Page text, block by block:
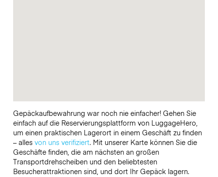
Gepäckaufbewahrung war noch nie einfacher! Gehen Sie
einfach auf die Reservierungsplattform von LuggageHero,
um einen praktischen Lagerort in einem Geschäft zu finden
– alles von uns verifiziert. Mit unserer Karte können Sie die
Geschäfte finden, die am nächsten an großen
Transportdrehscheiben und den beliebtesten
Besucherattraktionen sind, und dort Ihr Gepäck lagern.